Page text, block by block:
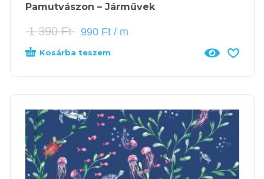
Pamutvászon – Járművek
1 390Ft 990 Ft / m
Kosárba teszem